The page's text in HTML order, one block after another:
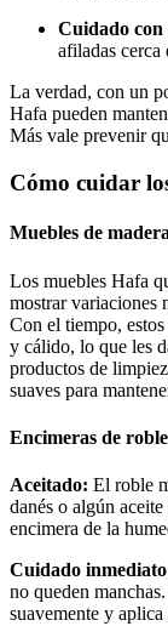
Cuidado con
afiladas cerca
La verdad, con un
Hafa pueden
Más vale prevenir
Cómo cuidar
Muebles de madera
Los muebles Hafa
mostrar variaciones
Con el tiempo,
y cálido, lo que les
productos de
suaves para
Encimeras de
Aceitado: El roble
danés o algún
encimera de la
Cuidado
no queden
suavemente y aplica